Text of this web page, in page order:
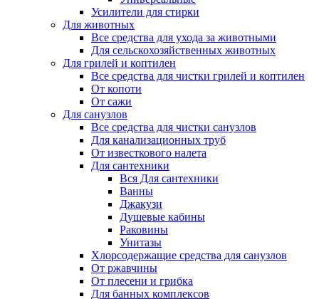
Усилители для стирки
Для животных
Все средства для ухода за животными
Для сельскохозяйственных животных
Для грилей и коптилен
Все средства для чистки грилей и коптилен
От копоти
От сажи
Для санузлов
Все средства для чистки санузлов
Для канализационных труб
От известкового налета
Для сантехники
Вся Для сантехники
Ванны
Джакузи
Душевые кабины
Раковины
Унитазы
Хлорсодержащие средства для санузлов
От ржавчины
От плесени и грибка
Для банных комплексов